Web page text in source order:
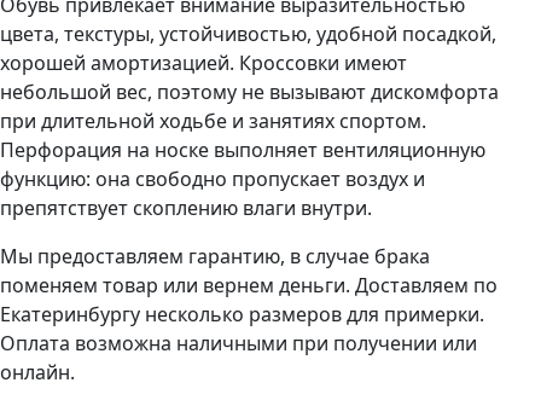
цвета, текстуры, устойчивостью, удобной посадкой,
хорошей амортизацией. Кроссовки имеют
небольшой вес, поэтому не вызывают дискомфорта
при длительной ходьбе и занятиях спортом.
Перфорация на носке выполняет вентиляционную
функцию: она свободно пропускает воздух и
препятствует скоплению влаги внутри.
Мы предоставляем гарантию, в случае брака
поменяем товар или вернем деньги. Доставляем по
Екатеринбургу несколько размеров для примерки.
Оплата возможна наличными при получении или
онлайн.